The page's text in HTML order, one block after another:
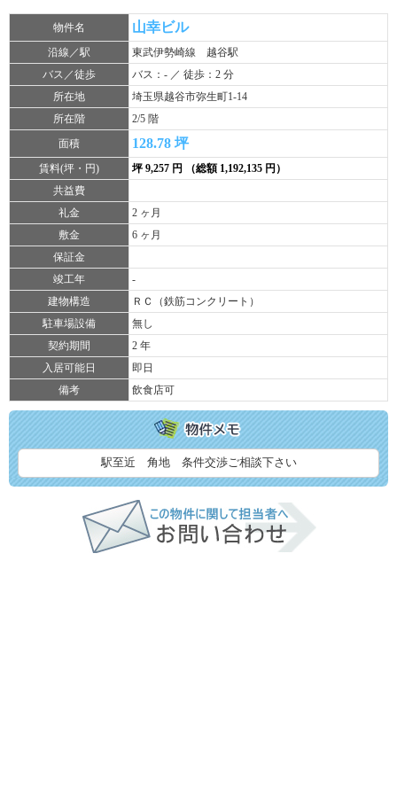
物件名 山幸ビル
沿線／駅
東武伊勢崎線 越谷駅
バス／徒歩
バス：- ／ 徒歩：2 分
所在地
埼玉県越谷市弥生町1-14
所在階
2/5 階
面積
128.78 坪
賃料(坪・円)
坪 9,257 円 （総額 1,192,135 円）
共益費
礼金
2 ヶ月
敷金
6 ヶ月
保証金
竣工年
-
建物構造
ＲＣ（鉄筋コンクリート）
駐車場設備
無し
契約期間
2 年
入居可能日
即日
備考
飲食店可
駅至近 角地 条件交渉ご相談下さい